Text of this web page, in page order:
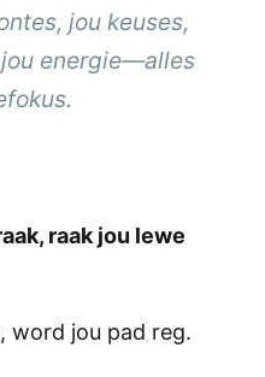
jou keuses,
energie—alles
raak jou lewe
word jou pad reg.